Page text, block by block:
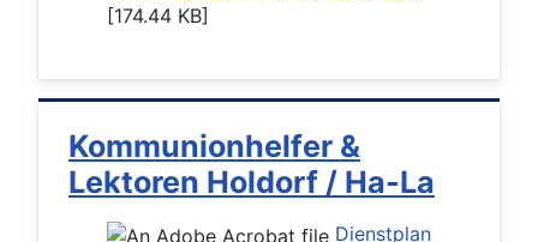
[174.44 KB]
Kommunionhelfer &
Lektoren Holdorf / Ha-La
Dienstplan